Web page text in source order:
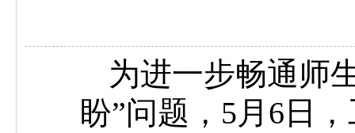
为进一步畅通师
盼”问题，5月6日